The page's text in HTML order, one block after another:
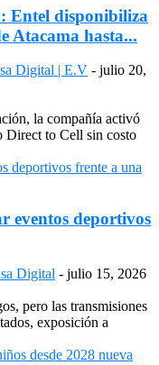
Entel disponibiliza
Atacama hasta...
Digital | E.V - julio 20,
la compañía activó
Direct to Cell sin costo
eventos deportivos
Digital - julio 15, 2026
pero las transmisiones
exposición a